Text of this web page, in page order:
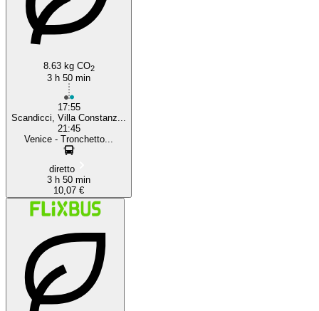
8.63 kg CO2
3 h 50 min
17:55
Scandicci, Villa Constanz...
21:45
Venice - Tronchetto...
diretto
3 h 50 min
10,07 €